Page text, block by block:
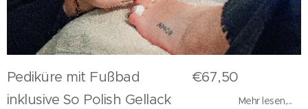
Pediküre mit Fußbad €67,50
inklusive So Polish Gellack
Mehr lesen,...